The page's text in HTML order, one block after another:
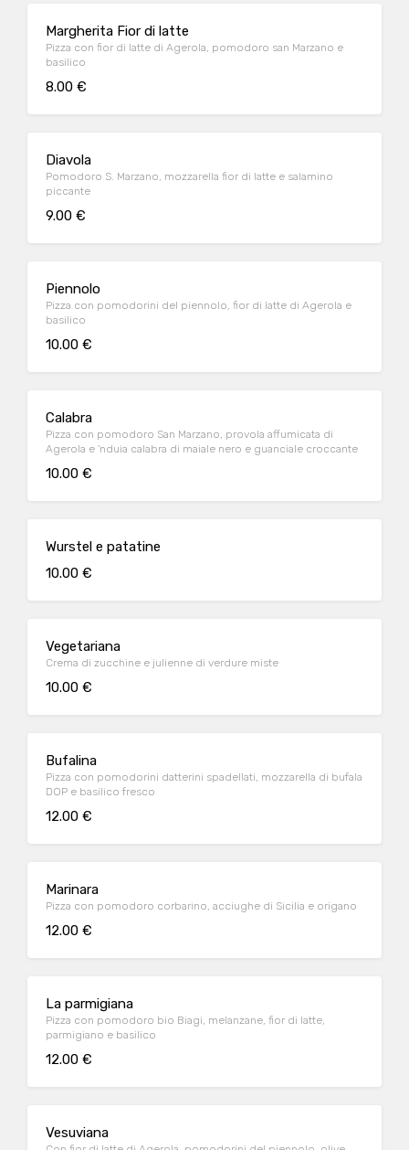
Margherita Fior di latte
Pizza con fior di latte di Agerola, pomodoro san Marzano e
basilico
8.00 €
Diavola
Pomodoro S. Marzano, mozzarella fior di latte e salamino
piccante
9.00 €
Piennolo
Pizza con pomodorini del piennolo, fior di latte di Agerola e
basilico
10.00 €
Calabra
Pizza con pomodoro San Marzano, provola affumicata di
Agerola e 'nduia calabra di maiale nero e guanciale croccante
10.00 €
Wurstel e patatine
10.00 €
Vegetariana
Crema di zucchine e julienne di verdure miste
10.00 €
Bufalina
Pizza con pomodorini datterini spadellati, mozzarella di bufala
DOP e basilico fresco
12.00 €
Marinara
Pizza con pomodoro corbarino, acciughe di Sicilia e origano
12.00 €
La parmigiana
Pizza con pomodoro bio Biagi, melanzane, fior di latte,
parmigiano e basilico
12.00 €
Vesuviana